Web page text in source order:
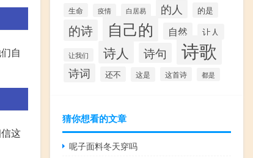
自
这
生命 疫情 白居易 的人 的是
的诗 自己的 自然 让人
让我们 诗人 诗句 诗歌
诗词 还不 这是 这首诗 都是
猜你想看的文章
呢子面料冬天穿吗